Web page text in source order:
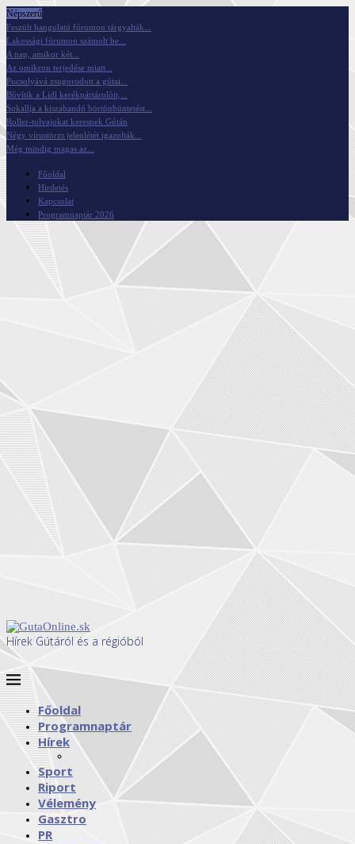
Népszerű
Feszült hangulatú fórumon tárgyalták...
Lakossági fórumon számolt be...
A nap, amikor két...
Az omikron terjedése miatt...
Pocsolyává zsugorodott a gútai...
Bővítik a Lidl kerékpártárolóit,...
Sokallja a kiszabandó börtönbüntetést...
Roller-tolvajokat keresnek Gútán
Négy vírustörzs jelenlétét igazolták...
Még mindig magas az...
Főoldal
Hirdetés
Kapcsolat
Programnaptár 2026
Hírek Gútáról és a régióból
Főoldal
Programnaptár
Hírek
Sport
Riport
Vélemény
Gasztro
PR